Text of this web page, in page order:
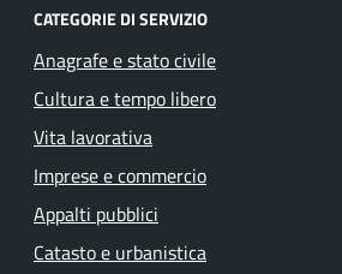
CATEGORIE DI SERVIZIO
Anagrafe e stato civile
Cultura e tempo libero
Vita lavorativa
Imprese e commercio
Appalti pubblici
Catasto e urbanistica